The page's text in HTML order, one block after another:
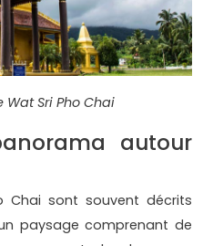
Sri Pho Chai
autour
Chai sont souvent décrits
paysage comprenant de